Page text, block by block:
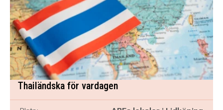
Thailändska för vardagen